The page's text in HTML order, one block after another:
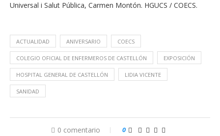
Universal i Salut Pública, Carmen Montón. HGUCS / COECS.
ACTUALIDAD ANIVERSARIO COECS
COLEGIO OFICIAL DE ENFERMEROS DE CASTELLÓN EXPOSICIÓN
HOSPITAL GENERAL DE CASTELLÓN LIDIA VICENTE
SANIDAD
0 comentario 0